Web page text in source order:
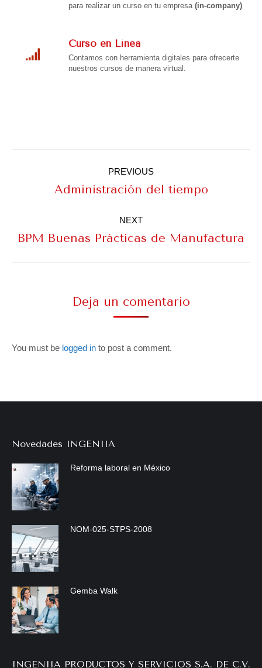
para realizar un curso en tu empresa(in-company)
Curso en Línea
Contamos con herramienta digitales para ofrecerte
nuestros cursos de manera virtual.
navigationPREVIOUS
Previous
Administración del tiempo
NEXT
Next
BPM Buenas Prácticas de Manufactura
Deja un comentario
You must be logged in to post a comment.
Novedades INGENIIA
Reforma laboral en México
NOM-025-STPS-2008
Gemba Walk
INGENIIA PRODUCTOS Y SERVICIOS S.A. DE C.V.